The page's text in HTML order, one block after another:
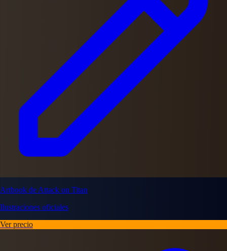
Artbook de Attack on Titan
Ilustraciones oficiales
Ver precio